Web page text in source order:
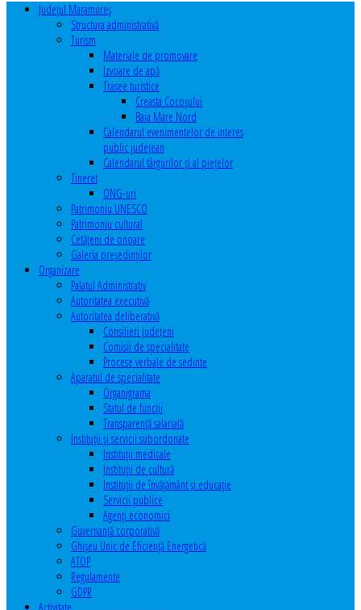
Judeţul Maramureş
Structura administrativă
Turism
Materiale de promovare
Izvoare de apă
Trasee turistice
Creasta Cocoșului
Baia Mare Nord
Calendarul evenimentelor de interes
public judeţean
Calendarul târgurilor şi al pieţelor
Tineret
ONG-uri
Patrimoniu UNESCO
Patrimoniu cultural
Cetăţeni de onoare
Galeria președinților
Organizare
Palatul Administrativ
Autoritatea executivă
Autoritatea deliberativă
Consilieri judeţeni
Comisii de specialitate
Procese verbale de sedinte
Aparatul de specialitate
Organigrama
Statul de funcții
Transparență salarială
Instituţii şi servicii subordonate
Instituţii medicale
Instituţii de cultură
Instituţii de învăţământ şi educaţie
Servicii publice
Agenţi economici
Guvernanță corporativă
Ghişeu Unic de Eficienţă Energetică
ATOP
Regulamente
GDPR